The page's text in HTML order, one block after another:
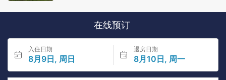
在线预订
入住日期
8月9日, 周日
退房日期
8月10日, 周一